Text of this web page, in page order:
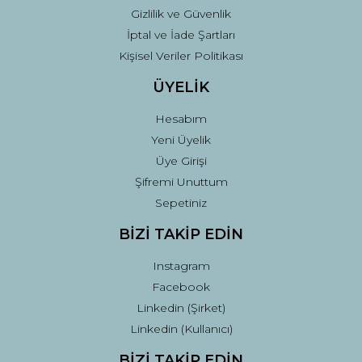
Gizlilik ve Güvenlik
İptal ve İade Şartları
Kişisel Veriler Politikası
ÜYELİK
Hesabım
Yeni Üyelik
Üye Girişi
Şifremi Unuttum
Sepetiniz
BİZİ TAKİP EDİN
Instagram
Facebook
Linkedin (Şirket)
Linkedin (Kullanıcı)